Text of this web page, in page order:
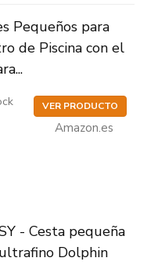
Pequeños para
de Piscina con el
VER PRODUCTO
Amazon.es
- Cesta pequeña
Dolphin